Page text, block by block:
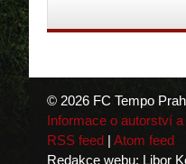
© 2026 FC Tempo
Informace o autorství
RSS feed | Atom feed
Redakce webu: Libor